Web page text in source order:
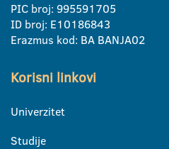
PIC broj: 995591705
ID broj: E10186843
Erazmus kod: BA BANJA02
Korisni linkovi
Univerzitet
Studije